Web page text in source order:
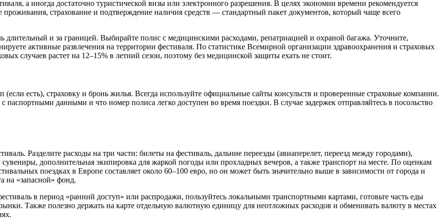
а иногда достаточно туристической визы или электронного разрешения. В целях экономии времени рекомендуется
страхование и подтверждение наличия средств — стандартный пакет документов, который чаще всего
длительный и за границей. Выбирайте полис с медицинскими расходами, репатриацией и охраной багажа. Уточните,
активные развлечения на территории фестиваля. По статистике Всемирной организации здравоохранения и страховых
случаев растет на 12–15% в летний сезон, поэтому без медицинской защиты ехать не стоит.
есть), страховку и бронь жилья. Всегда используйте официальные сайты консульств и проверенные страховые компании.
данными и что номер полиса легко доступен во время поездки. В случае задержек отправляйтесь в посольство
Разделите расходы на три части: билеты на фестиваль, дальние переезды (авиаперелет, переезд между городами),
дополнительная экипировка для жаркой погоды или прохладных вечеров, а также транспорт на месте. По оценкам
поездках в Европе составляет около 60–100 евро, но он может быть значительно выше в зависимости от города и
на «запасной» фонд.
в период «ранний доступ» или распродажи, пользуйтесь локальными транспортными картами, готовьте часть еды
Также полезно держать на карте отдельную валютную единицу для неотложных расходов и обменивать валюту в местах